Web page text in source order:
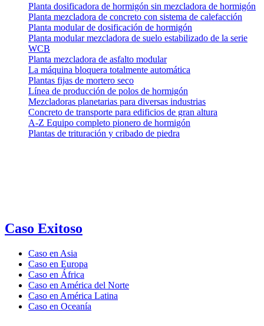
Planta dosificadora de hormigón sin mezcladora de hormigón
Planta mezcladora de concreto con sistema de calefacción
Planta modular de dosificación de hormigón
Planta modular mezcladora de suelo estabilizado de la serie
WCB
Planta mezcladora de asfalto modular
La máquina bloquera totalmente automática
Plantas fijas de mortero seco
Línea de producción de polos de hormigón
Mezcladoras planetarias para diversas industrias
Concreto de transporte para edificios de gran altura
A-Z Equipo completo pionero de hormigón
Plantas de trituración y cribado de piedra
Caso Exitoso
Caso en Asia
Caso en Europa
Caso en África
Caso en América del Norte
Caso en América Latina
Caso en Oceanía